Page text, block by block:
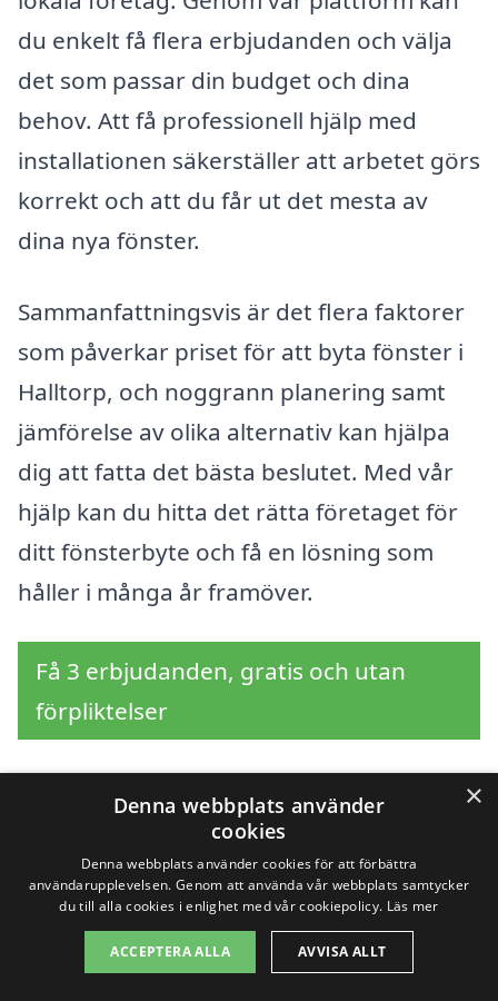
du enkelt få flera erbjudanden och välja
det som passar din budget och dina
behov. Att få professionell hjälp med
installationen säkerställer att arbetet görs
korrekt och att du får ut det mesta av
dina nya fönster.
Sammanfattningsvis är det flera faktorer
som påverkar priset för att byta fönster i
Halltorp, och noggrann planering samt
jämförelse av olika alternativ kan hjälpa
dig att fatta det bästa beslutet. Med vår
hjälp kan du hitta det rätta företaget för
ditt fönsterbyte och få en lösning som
håller i många år framöver.
Få 3 erbjudanden, gratis och utan
förpliktelser
Sök efter en
professionell för byta
fönster i andra städer
nära Halltorp
×
Denna webbplats använder
cookies
Denna webbplats använder cookies för att förbättra
användarupplevelsen. Genom att använda vår webbplats samtycker
du till alla cookies i enlighet med vår cookiepolicy. Läs mer
ACCEPTERA ALLA AVVISA ALLT